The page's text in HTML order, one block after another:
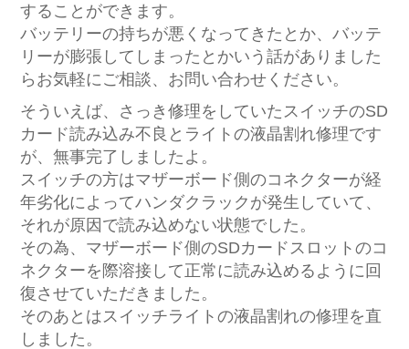
することができます。
バッテリーの持ちが悪くなってきたとか、バッテ
リーが膨張してしまったとかいう話がありました
らお気軽にご相談、お問い合わせください。
そういえば、さっき修理をしていたスイッチのSD
カード読み込み不良とライトの液晶割れ修理です
が、無事完了しましたよ。
スイッチの方はマザーボード側のコネクターが経
年劣化によってハンダクラックが発生していて、
それが原因で読み込めない状態でした。
その為、マザーボード側のSDカードスロットのコ
ネクターを際溶接して正常に読み込めるように回
復させていただきました。
そのあとはスイッチライトの液晶割れの修理を直
しました。